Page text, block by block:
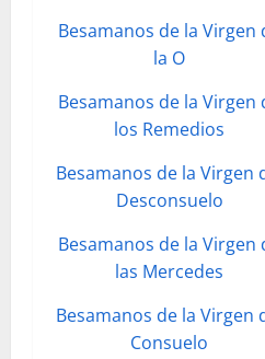
Besamanos de la Virgen
la O
Besamanos de la Virgen
los Remedios
Besamanos de la Virgen
Desconsuelo
Besamanos de la Virgen
las Mercedes
Besamanos de la Virgen
Consuelo